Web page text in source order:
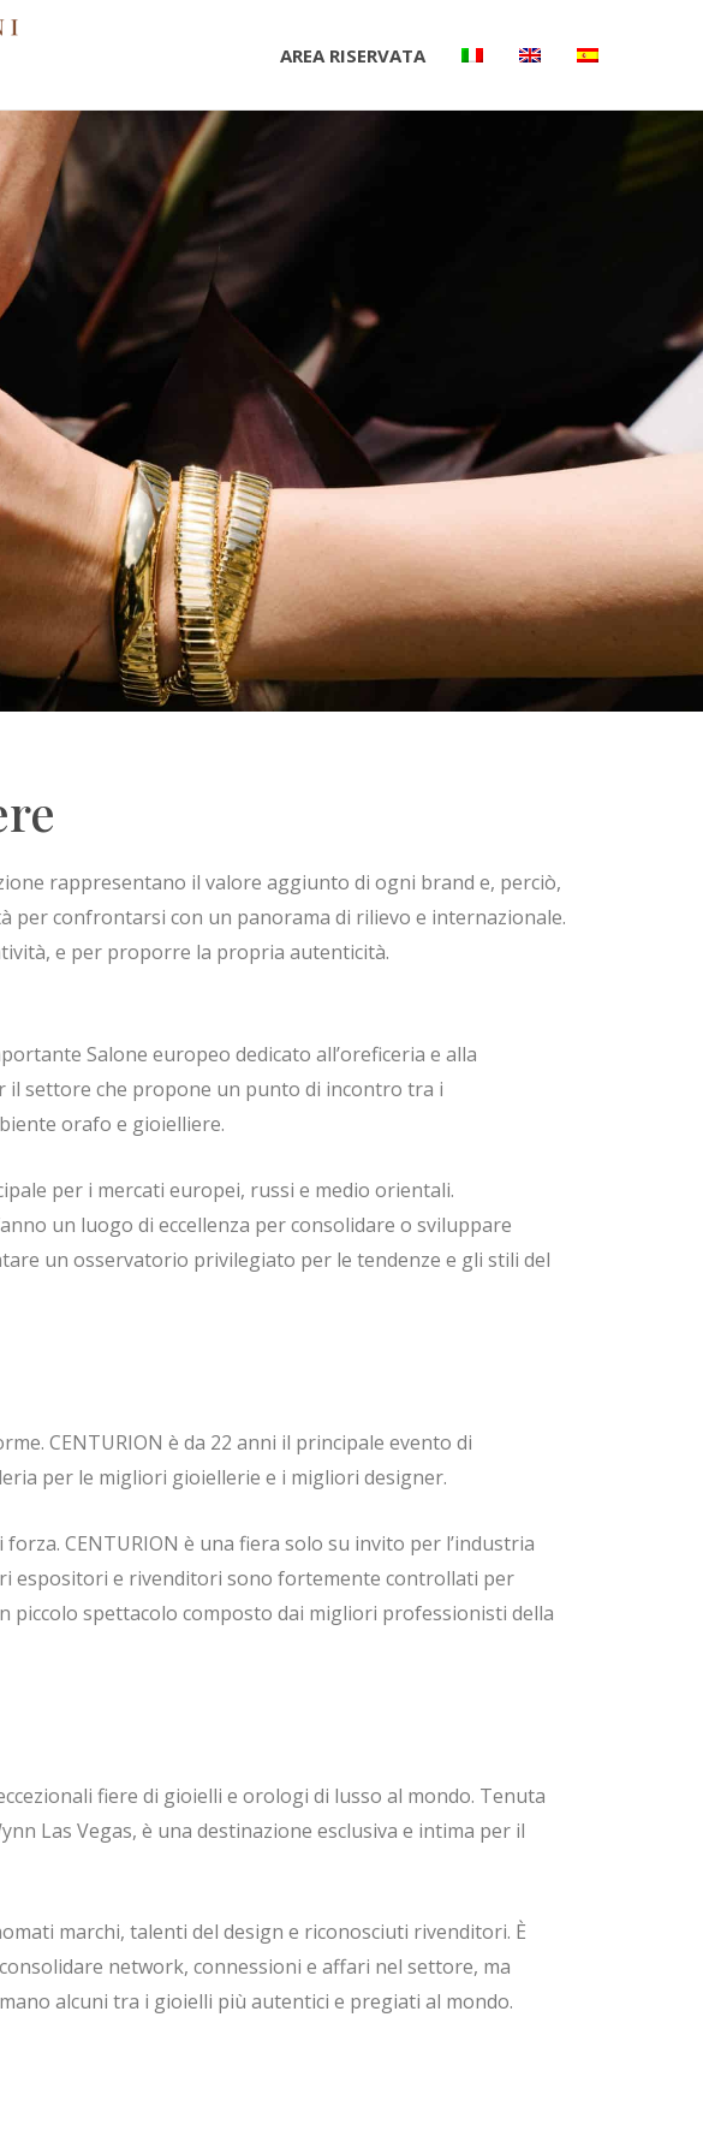
AREA RISERVATA
rappresentano il valore aggiunto di ogni brand e, perciò,
confrontarsi con un panorama di rilievo e internazionale.
e per proporre la propria autenticità.
Salone europeo dedicato all’oreficeria e alla
il settore che propone un punto di incontro tra i
orafo e gioielliere.
per i mercati europei, russi e medio orientali.
un luogo di eccellenza per consolidare o sviluppare
un osservatorio privilegiato per le tendenze e gli stili del
CENTURION è da 22 anni il principale evento di
per le migliori gioiellerie e i migliori designer.
CENTURION è una fiera solo su invito per l’industria
espositori e rivenditori sono fortemente controllati per
piccolo spettacolo composto dai migliori professionisti della
fiere di gioielli e orologi di lusso al mondo. Tenuta
Las Vegas, è una destinazione esclusiva e intima per il
marchi, talenti del design e riconosciuti rivenditori. È
network, connessioni e affari nel settore, ma
alcuni tra i gioielli più autentici e pregiati al mondo.